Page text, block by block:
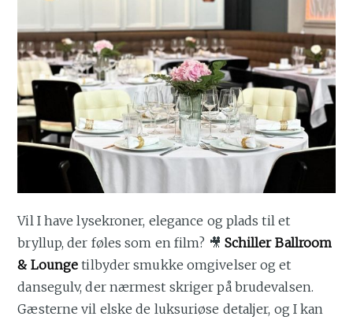
Vil I have lysekroner, elegance og plads til et
bryllup, der føles som en film? 🎥 Schiller Ballroom
& Lounge tilbyder smukke omgivelser og et
dansegulv, der nærmest skriger på brudevalsen.
Gæsterne vil elske de luksuriøse detaljer, og I kan